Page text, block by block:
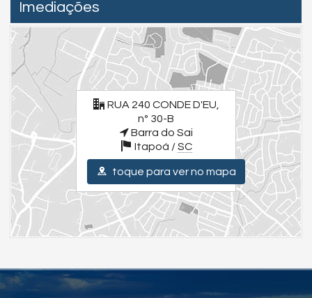
Localização: Está a aproximadamente 255 metros da praia
Facebook - Juliano Oliva Imóveis (Facebook/JulianoOlivaImóveis)
YouTube Juliano Oliva Imóveis - (Youtube/ThauaniZanetti)
Entre em contato com um de nossos corretores e agende sua visita.
Valores e condições podem ser alterados sem aviso prévio.
Endereço:
RUA 240 CONDE D'EU, nº 30-B
Barra do Sai
Itapoá /SC
ver mapa abaixo
Imediações
RUA 240 CONDE D'EU,
nº 30-B
Barra do Sai
Itapoá /SC
toque para ver no mapa